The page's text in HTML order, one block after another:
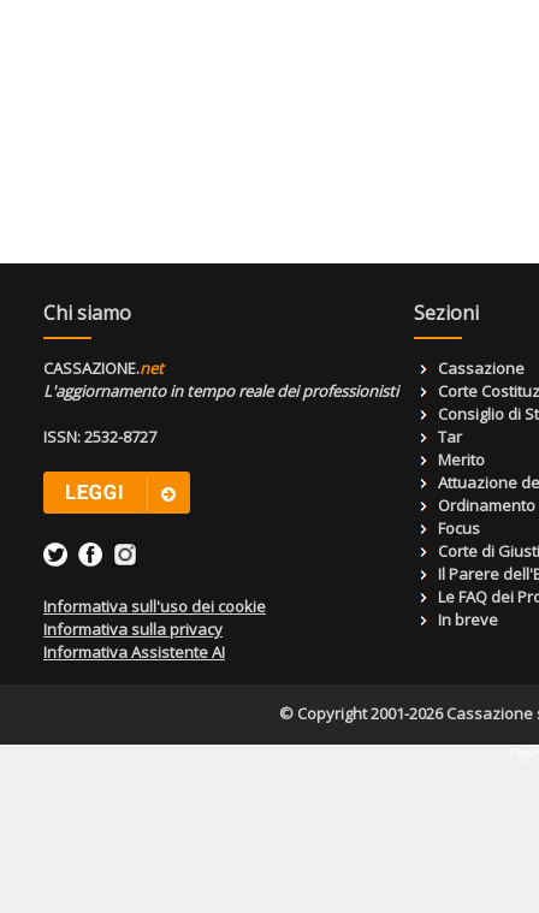
Chi siamo
CASSAZIONE.net
L'aggiornamento in tempo reale dei professionisti
ISSN: 2532-8727
Informativa sull'uso dei cookie
Informativa sulla privacy
Informativa Assistente AI
Sezioni
Cassazione
Corte
Consiglio di
Tar
Merito
Attuazione
Focus
Corte di
Il Parere
Le FAQ dei
In breve
© Copyright 2001-2026 Cassazione